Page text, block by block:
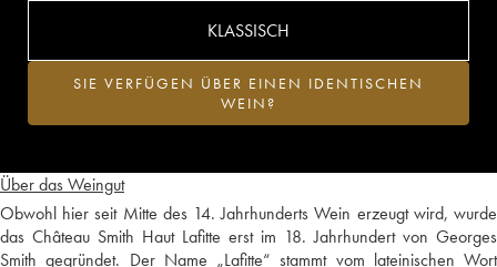
Über das Weingut
Obwohl hier seit Mitte des 14. Jahrhunderts Wein erzeugt wird, wurde
das Château Smith Haut Lafitte erst im 18. Jahrhundert von Georges
Smith gegründet. Der Name „Lafitte“ stammt vom lateinischen Wort
KLASSISCH
SIE VERFÜGEN ÜBER EINEN IDENTISCHEN
WEIN?